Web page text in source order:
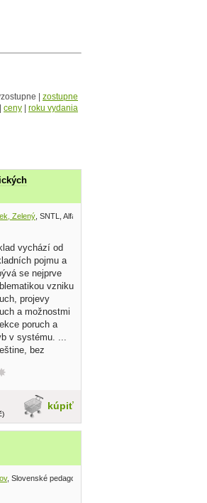
| zostupne
| ceny | roku vydania
Zelený , SNTL, Alfa 1982
vychází od
pojmu a
se nejprve
vzniku
projevy
a možnostmi
poruch a
v systému. ...
bez
kúpiť
, Slovenské pedagogické nakladateľstvo 1954